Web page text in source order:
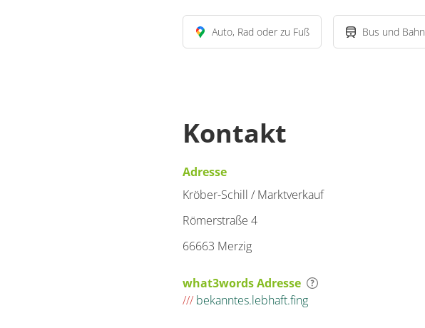
Auto, Rad oder zu Fuß Bus und Bahn
Kontakt
Adresse
Kröber-Schill / Marktverkauf
Römerstraße 4
66663 Merzig
what3words Adresse
/// bekanntes.lebhaft.fing